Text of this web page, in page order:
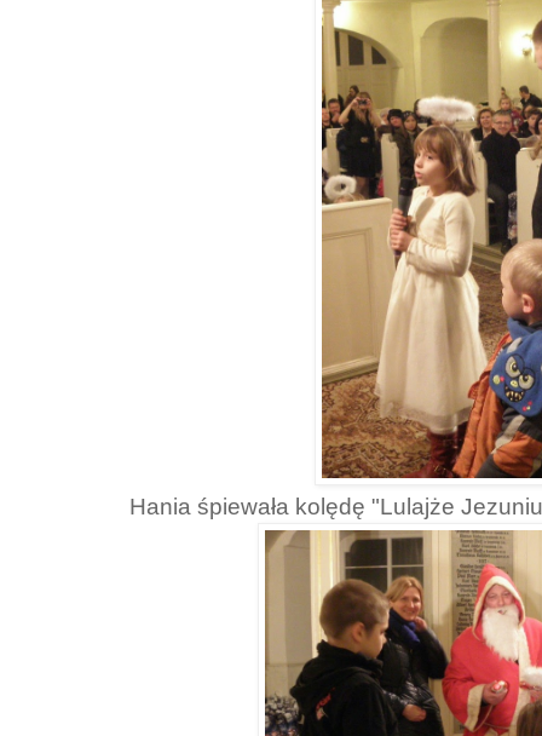
Hania śpiewała kolędę "Lulajże